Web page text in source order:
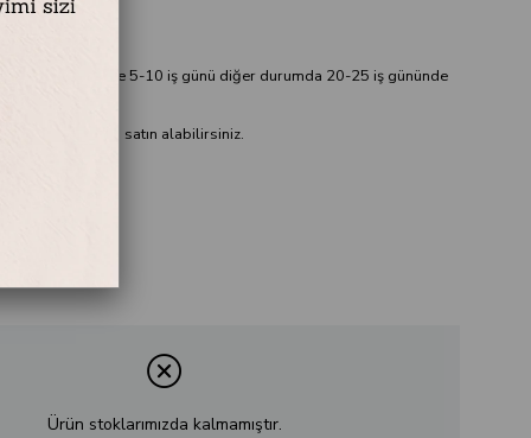
cm
x 135 cm
hazırda var ise 5-10 iş günü diğer durumda 20-25 iş gününde
olarak da satın alabilirsiniz.
Ürün stoklarımızda kalmamıştır.